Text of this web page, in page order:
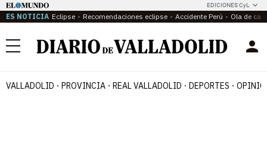
EDICIONES CyL
ES NOTICIA Eclipse Recomendaciones eclipse Accidente Perú Ola de
Menú
VALLADOLID PROVINCIA REAL VALLADOLID DEPORTES